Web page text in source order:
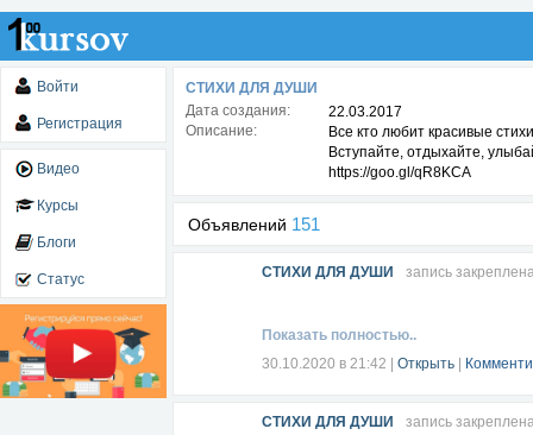
Войти
Регистрация
Видео
Курсы
Блоги
Статус
СТИХИ ДЛЯ ДУШИ
Дата создания:
22.03.2017
Описание:
Все кто любит красивые
Вступайте, отдыхайте,
https://goo.gl/qR8KCA
Объявлений 151
СТИХИ ДЛЯ ДУШИ запись
Показать полностью..
30.10.2020 в 21:42
Открыть
СТИХИ ДЛЯ ДУШИ
запись